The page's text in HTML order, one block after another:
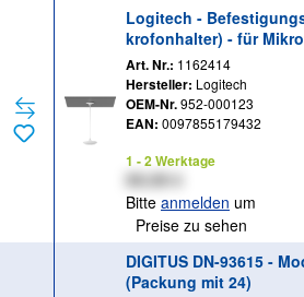
Logitech -
krofonhalter) - für
age, hängend - für
n Large
Art. Nr.: 1162414
Hersteller: Logitech
OEM-Nr.952-000123
EAN: 0097855179432
1 - 2 Werktage
Bitte anmelden um
Preise zu sehen
DIGITUS DN-93615 -
(Packung mit 24)